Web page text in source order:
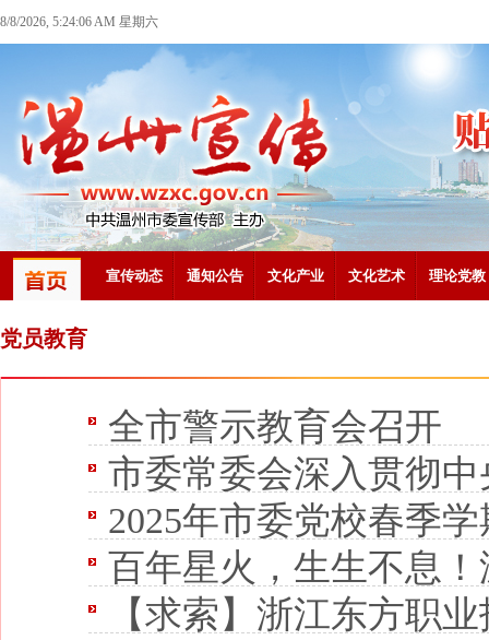
8/8/2026, 5:24:06 AM 星期六
宣传动态 通知公告 文化产业 文化艺术 理论党教
党员教育
全市警示教育会召开
市委常委会深入贯彻中央八项
2025年市委党校春季
百年星火，生生不息！
【求索】浙江东方职业技术学院全面打造红色